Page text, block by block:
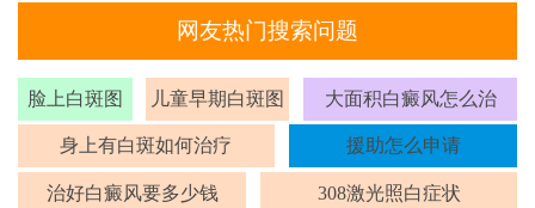
网友热门搜索问题
脸上白斑图 儿童早期白斑图 大面积白癜风怎么治
身上有白斑如何治疗 援助怎么申请
治好白癜风要多少钱 308激光照白症状